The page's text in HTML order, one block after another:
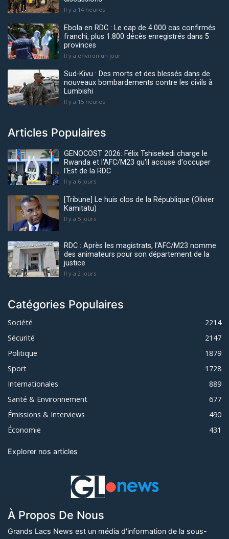
Il y a 14 heures
Ebola en RDC : Le cap de 4.000 cas confirmés
franchi, plus 1.800 décès enregistrés dans 5
provinces
Il y a environ un jour
Sud-Kivu : Des morts et des blessés dans de
nouveaux bombardements contre les civils à
Lumbishi
Il y a 15 heures
Articles Populaires
GENOCOST 2026: Félix Tshisekedi charge le
Rwanda et l'AFC/M23 qu'il accuse d'occuper
l'Est de la RDC
Il y a 6 jours
[Tribune] Le huis clos de la République (Olivier
Kamitatu)
Il y a 5 jours
RDC : Après les magistrats, l’AFC/M23 nomme
des animateurs pour son département de la
justice
Il y a 2 jours
Catégories Populaires
Société
2214
Sécurité
2147
Politique
1879
Sport
1728
Internationales
889
Santé & Environnement
677
Émissions & Interviews
490
Économie
431
Explorer nos articles
À Propos De Nous
Grands Lacs News est un média d'information de la sous-